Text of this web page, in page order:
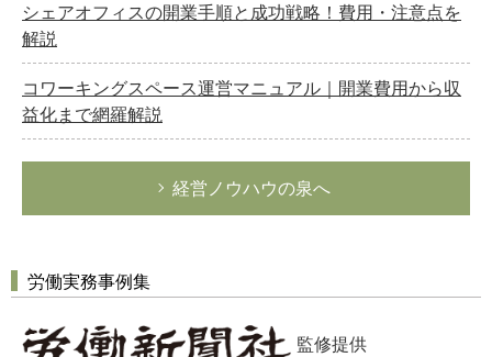
シェアオフィスの開業手順と成功戦略！費用・注意点を
解説
コワーキングスペース運営マニュアル｜開業費用から収
益化まで網羅解説
経営ノウハウの泉へ
労働実務事例集
監修提供